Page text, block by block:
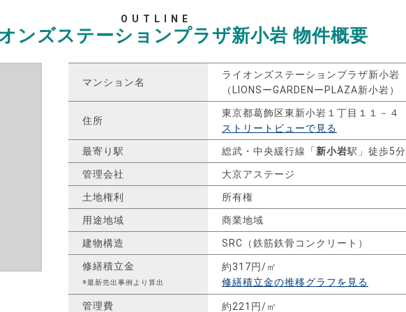
OUTLINE
ンズステーションプラザ新小岩 物件概要
マンション名
ライオンズステーションプラザ新小岩
（LIONSーGARDENーPLAZA新小岩）
住所
東京都葛飾区東新小岩１丁目１１－４
ストリートビューで見る
最寄り駅 総武・中央緩行線「 新小岩駅」徒歩5分
管理会社 大京アステージ
土地権利 所有権
用途地域 商業地域
建物構造 SRC（鉄筋鉄骨コンクリート）
修繕積立金
※最新売出事例より算出
約317円/㎡
修繕積立金の推移グラフを見る
管理費 約221円/㎡